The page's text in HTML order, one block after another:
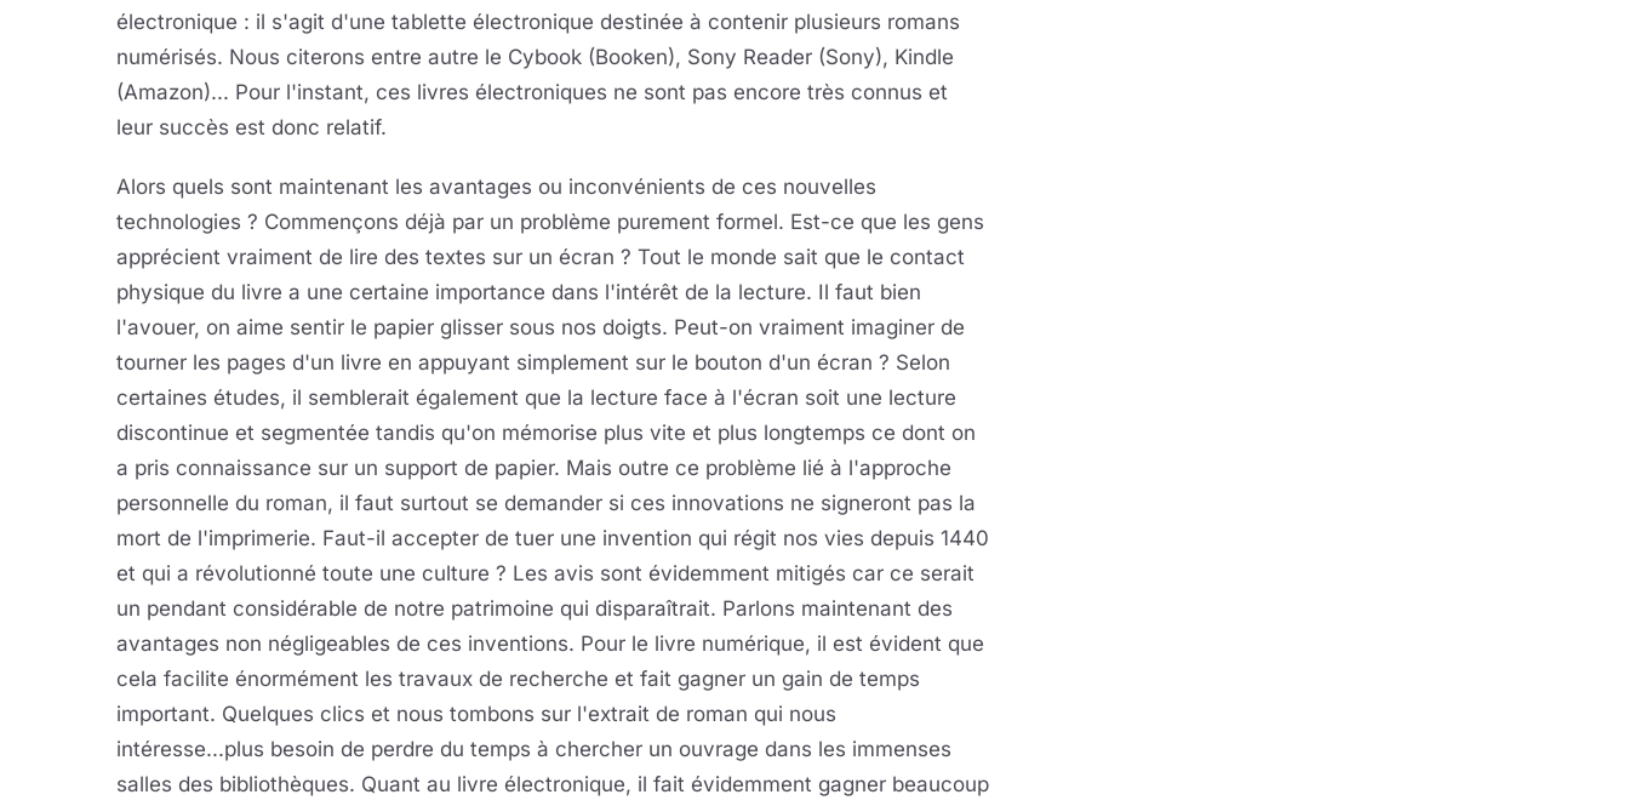
électronique : il s'agit d'une tablette électronique destinée à contenir plusieurs romans
numérisés. Nous citerons entre autre le Cybook (Booken), Sony Reader (Sony), Kindle
(Amazon)... Pour l'instant, ces livres électroniques ne sont pas encore très connus et
leur succès est donc relatif.
Alors quels sont maintenant les avantages ou inconvénients de ces nouvelles
technologies ? Commençons déjà par un problème purement formel. Est-ce que les gens
apprécient vraiment de lire des textes sur un écran ? Tout le monde sait que le contact
physique du livre a une certaine importance dans l'intérêt de la lecture. Il faut bien
l'avouer, on aime sentir le papier glisser sous nos doigts. Peut-on vraiment imaginer de
tourner les pages d'un livre en appuyant simplement sur le bouton d'un écran ? Selon
certaines études, il semblerait également que la lecture face à l'écran soit une lecture
discontinue et segmentée tandis qu'on mémorise plus vite et plus longtemps ce dont on
a pris connaissance sur un support de papier. Mais outre ce problème lié à l'approche
personnelle du roman, il faut surtout se demander si ces innovations ne signeront pas la
mort de l'imprimerie. Faut-il accepter de tuer une invention qui régit nos vies depuis 1440
et qui a révolutionné toute une culture ? Les avis sont évidemment mitigés car ce serait
un pendant considérable de notre patrimoine qui disparaîtrait. Parlons maintenant des
avantages non négligeables de ces inventions. Pour le livre numérique, il est évident que
cela facilite énormément les travaux de recherche et fait gagner un gain de temps
important. Quelques clics et nous tombons sur l'extrait de roman qui nous
intéresse...plus besoin de perdre du temps à chercher un ouvrage dans les immenses
salles des bibliothèques. Quant au livre électronique, il fait évidemment gagner beaucoup